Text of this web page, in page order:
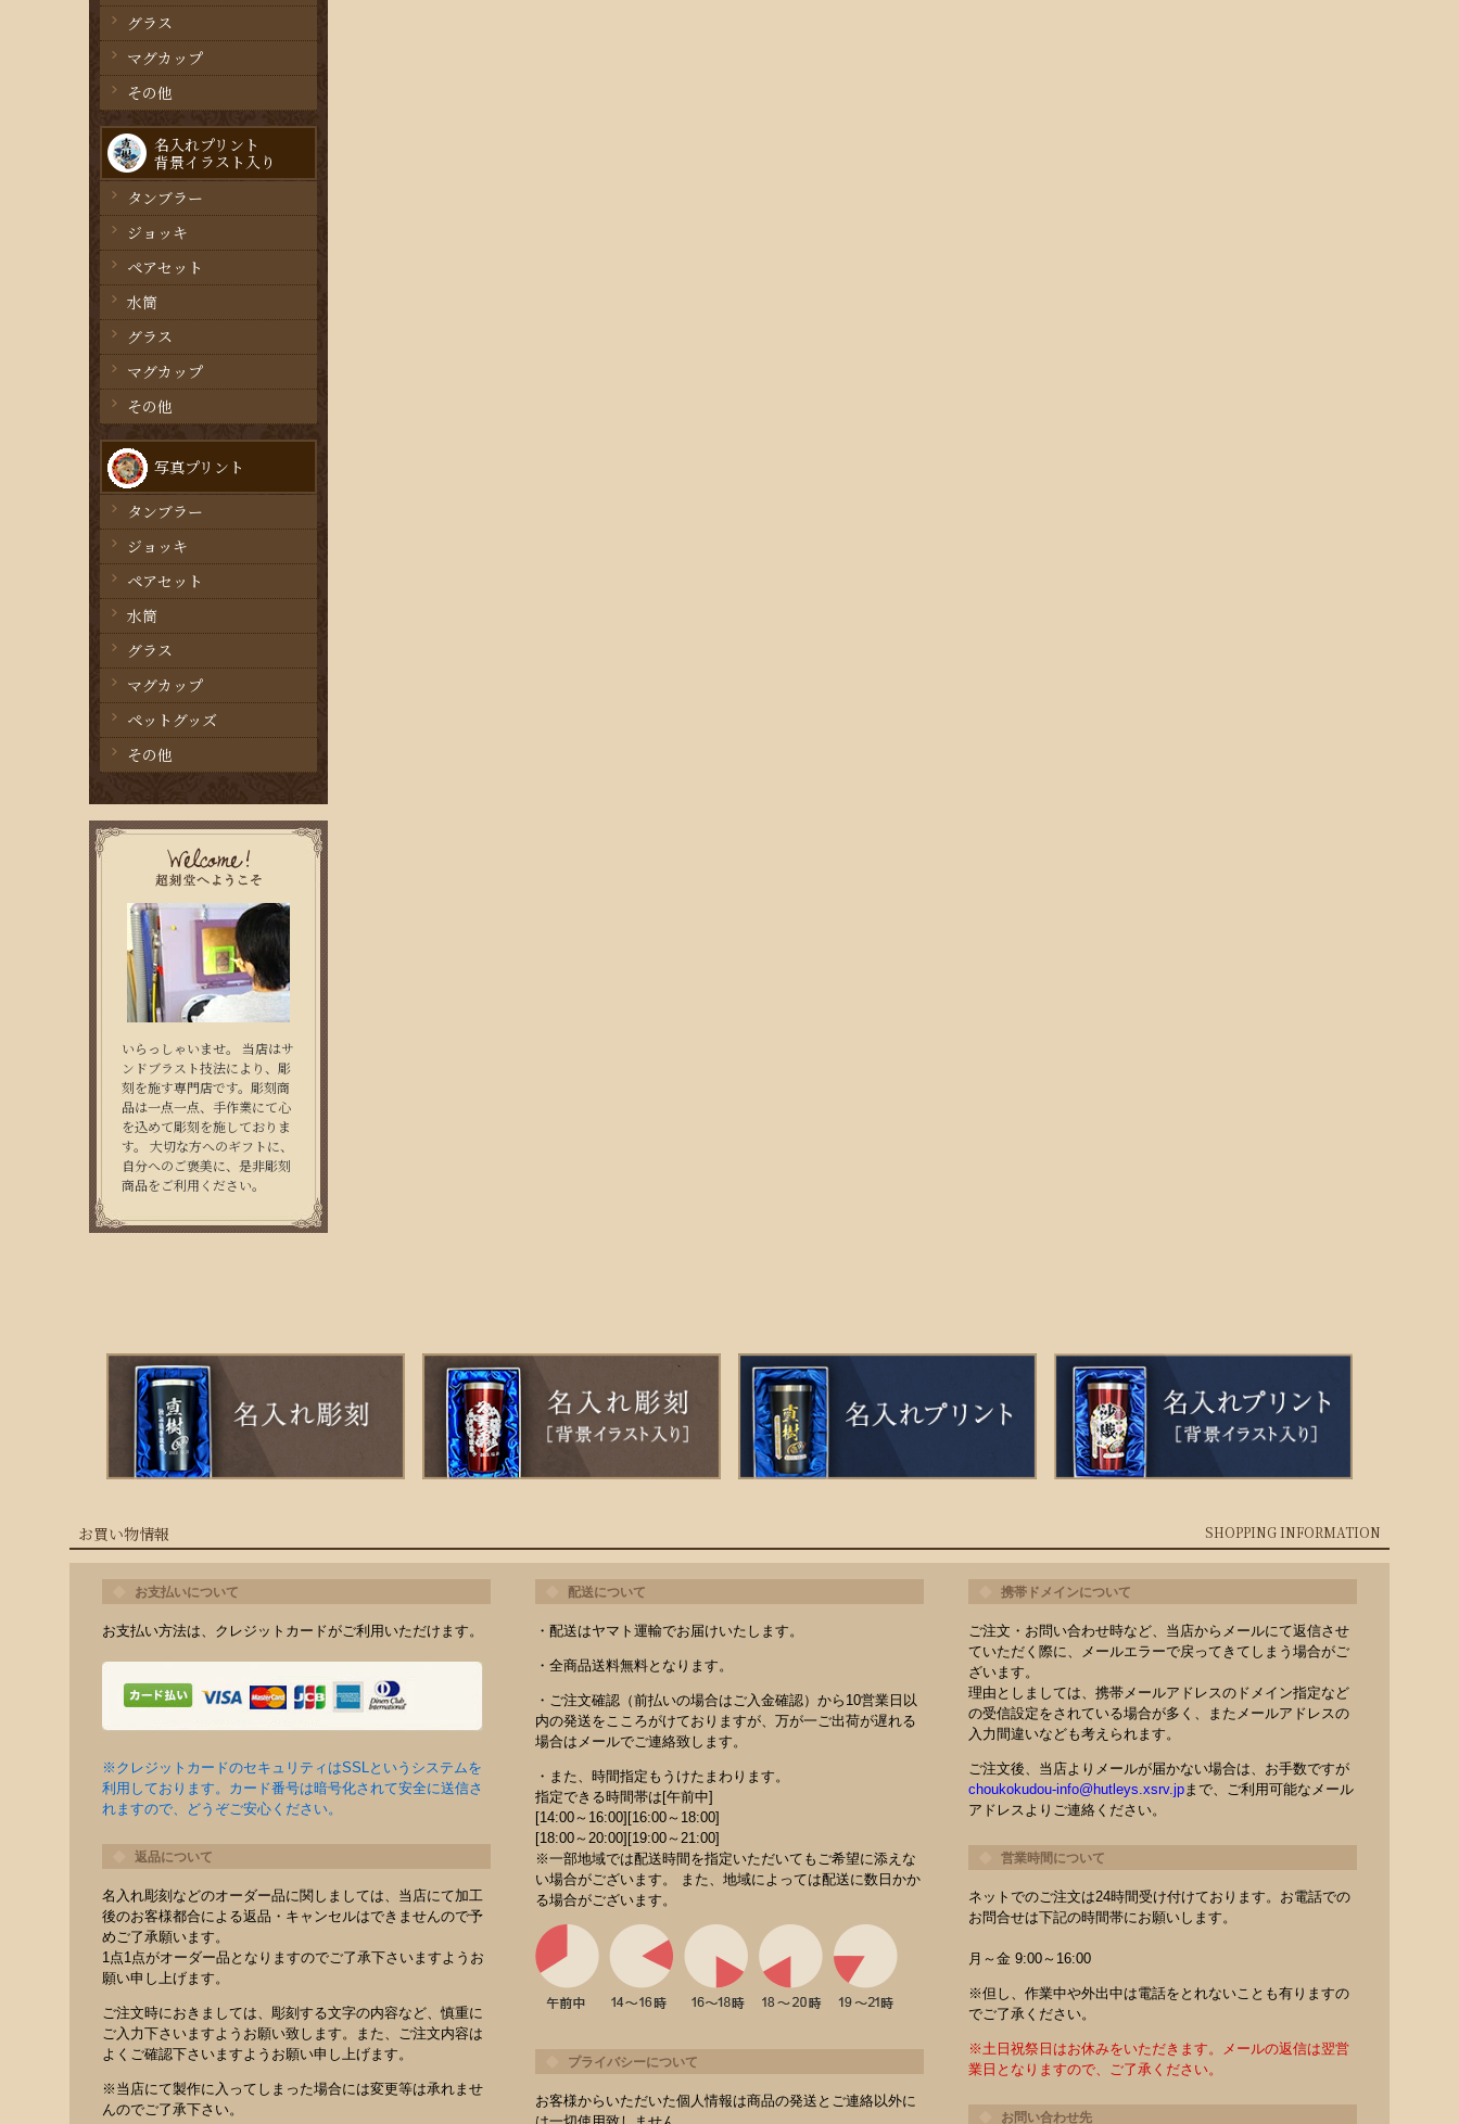
グラス
マグカップ
その他
名入れプリント
背景イラスト入り
タンブラー
ジョッキ
ペアセット
水筒
グラス
マグカップ
その他
写真プリント
タンブラー
ジョッキ
ペアセット
水筒
グラス
マグカップ
ペットグッズ
その他
いらっしゃいませ。 当店はサ
ンドブラスト技法により、彫
刻を施す専門店です。彫刻商
品は一点一点、手作業にて心
を込めて彫刻を施しておりま
す。 大切な方へのギフトに、
自分へのご褒美に、是非彫刻
商品をご利用ください。
お買い物情報 SHOPPING INFORMATION
お支払いについて
お支払い方法は、クレジットカードがご利用いただけます。
※クレジットカードのセキュリティはSSLというシステムを
利用しております。カード番号は暗号化されて安全に送信さ
れますので、どうぞご安心ください。
返品について
名入れ彫刻などのオーダー品に関しましては、当店にて加工
後のお客様都合による返品・キャンセルはできませんので予
めご了承願います。
1点1点がオーダー品となりますのでご了承下さいますようお
願い申し上げます。
ご注文時におきましては、彫刻する文字の内容など、慎重に
ご入力下さいますようお願い致します。また、ご注文内容は
よくご確認下さいますようお願い申し上げます。
※当店にて製作に入ってしまった場合には変更等は承れませ
んのでご了承下さい。
配送について
・配送はヤマト運輸でお届けいたします。
・全商品送料無料となります。
・ご注文確認（前払いの場合はご入金確認）から10営業日以
内の発送をこころがけておりますが、万が一ご出荷が遅れる
場合はメールでご連絡致します。
・また、時間指定もうけたまわります。
指定できる時間帯は[午前中]
[14:00～16:00][16:00～18:00]
[18:00～20:00][19:00～21:00]
※一部地域では配送時間を指定いただいてもご希望に添えな
い場合がございます。 また、地域によっては配送に数日かか
る場合がございます。
プライバシーについて
お客様からいただいた個人情報は商品の発送とご連絡以外に
携帯ドメインについて
ご注文・お問い合わせ時など、当店からメールにて返信させ
ていただく際に、メールエラーで戻ってきてしまう場合がご
ざいます。
理由としましては、携帯メールアドレスのドメイン指定など
の受信設定をされている場合が多く、またメールアドレスの
入力間違いなども考えられます。
ご注文後、当店よりメールが届かない場合は、お手数ですが
choukokudou-info@hutleys.xsrv.jpまで、ご利用可能なメール
アドレスよりご連絡ください。
営業時間について
ネットでのご注文は24時間受け付けております。お電話での
お問合せは下記の時間帯にお願いします。
月～金 9:00～16:00
※但し、作業中や外出中は電話をとれないことも有りますの
でご了承ください。
※土日祝祭日はお休みをいただきます。メールの返信は翌営
業日となりますので、ご了承ください。
お問い合わせ先